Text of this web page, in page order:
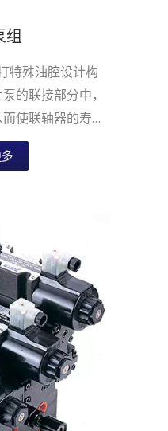
组
特殊油腔设计构
的联接部分中，
使联轴器的寿命